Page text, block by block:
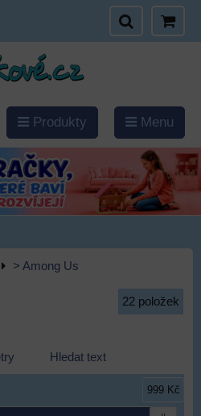
Produkty Menu
> Among Us
22 položek
Hledat text
999 Kč